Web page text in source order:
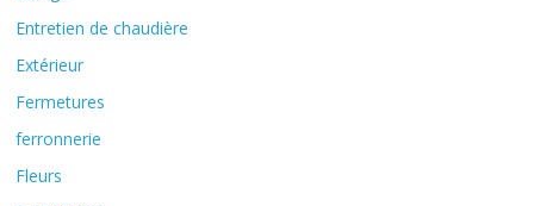
Entretien de chaudière
Extérieur
Fermetures
ferronnerie
Fleurs